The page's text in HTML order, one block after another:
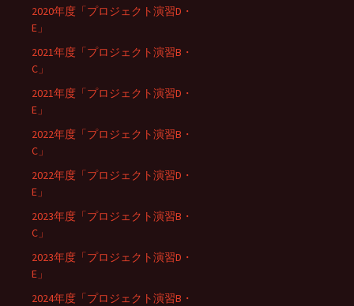
2020年度「プロジェクト演習D・
E」
2021年度「プロジェクト演習B・
C」
2021年度「プロジェクト演習D・
E」
2022年度「プロジェクト演習B・
C」
2022年度「プロジェクト演習D・
E」
2023年度「プロジェクト演習B・
C」
2023年度「プロジェクト演習D・
E」
2024年度「プロジェクト演習B・